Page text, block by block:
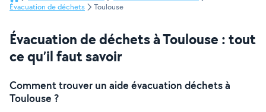
Évacuation de déchets
Toulouse
Évacuation de déchets à Toulouse : tout
ce qu’il faut savoir
Comment trouver un aide évacuation déchets à
Toulouse ?